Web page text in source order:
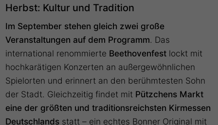
Herbst: Kultur und Tradition
Im September stehen gleich zwei große
Veranstaltungen auf dem Programm. Das
international renommierte Beethovenfest lockt mit
hochkarätigen Konzerten an außergewöhnlichen
Spielorten und erinnert an den berühmtesten Sohn
der Stadt. Gleichzeitig findet mit Pützchens Markt
eine der größten und traditionsreichsten Kirmessen
Deutschlands statt – ein echtes Bonner Original mit